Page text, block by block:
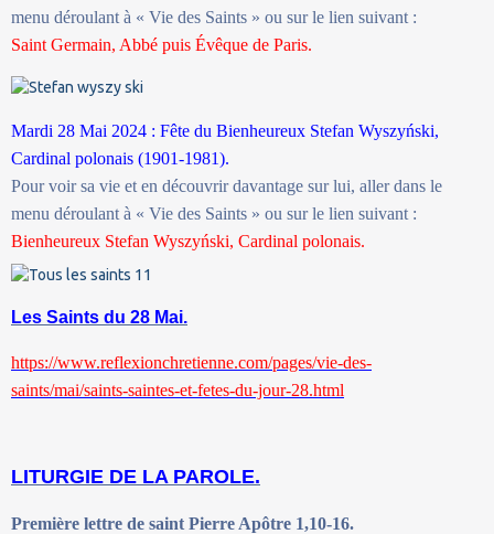
menu déroulant à « Vie des Saints » ou sur le lien suivant :
Saint Germain, Abbé puis Évêque de Paris.
Mardi 28 Mai 2024 : Fête du Bienheureux Stefan Wyszyński,
Cardinal polonais (1901-1981).
Pour voir sa vie et en découvrir davantage sur lui, aller dans le
menu déroulant à « Vie des Saints » ou sur le lien suivant :
Bienheureux Stefan Wyszyński, Cardinal polonais.
Les Saints du 28 Mai.
https://www.reflexionchretienne.com/pages/vie-des-
saints/mai/saints-saintes-et-fetes-du-jour-28.html
LITURGIE DE LA PAROLE.
Première lettre de saint Pierre Apôtre 1,10-16.